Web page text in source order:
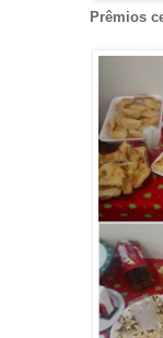
Prêmios